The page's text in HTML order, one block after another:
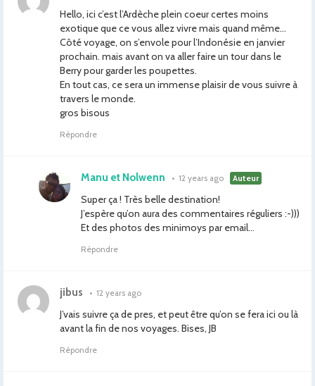
Hello, ici c’est l’Ardèche plein coeur certes moins
exotique que ce vous allez vivre mais quand même…
Côté voyage, on s’envole pour l’Indonésie en janvier
prochain. mais avant on va aller faire un tour dans le
Berry pour garder les poupettes.
En tout cas, ce sera un immense plaisir de vous suivre à
travers le monde.
gros bisous
Répondre
Manu et Nolwenn • 12 years ago Auteur
Super ça ! Très belle destination!
J’espère qu’on aura des commentaires réguliers :-)))
Et des photos des minimoys par email…
Répondre
jibus • 12 years ago
J’vais suivre ça de pres, et peut être qu’on se fera ici ou là
avant la fin de nos voyages. Bises, JB
Répondre